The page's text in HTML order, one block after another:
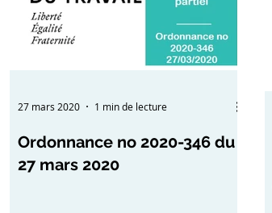
Ordonnance no 2020-346 du
27 mars 2020
27 mars 2020 1 min de lecture